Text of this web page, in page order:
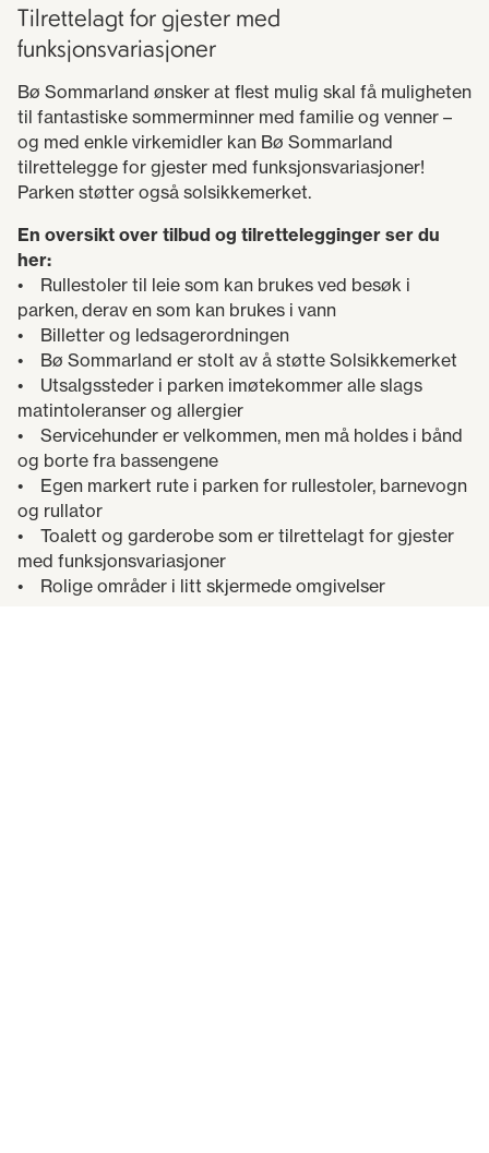
Tilrettelagt for gjester med
funksjonsvariasjoner
Bø Sommarland ønsker at flest mulig skal få muligheten
til fantastiske sommerminner med familie og venner –
og med enkle virkemidler kan Bø Sommarland
tilrettelegge for gjester med funksjonsvariasjoner!
Parken støtter også solsikkemerket.
En oversikt over tilbud og tilrettelegginger ser du
her:
• Rullestoler til leie som kan brukes ved besøk i
parken, derav en som kan brukes i vann
• Billetter og ledsagerordningen
• Bø Sommarland er stolt av å støtte Solsikkemerket
• Utsalgssteder i parken imøtekommer alle slags
matintoleranser og allergier
• Servicehunder er velkommen, men må holdes i bånd
og borte fra bassengene
• Egen markert rute i parken for rullestoler, barnevogn
og rullator
• Toalett og garderobe som er tilrettelagt for gjester
med funksjonsvariasjoner
• Rolige områder i litt skjermede omgivelser